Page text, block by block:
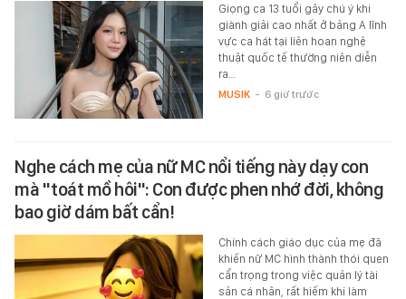
Giọng ca 13 tuổi gây chú ý khi
giành giải cao nhất ở bảng A lĩnh
vực ca hát tại liên hoan nghệ
thuật quốc tế thường niên diễn
ra…
MUSIK - 6 giờ trước
Nghe cách mẹ của nữ MC nổi tiếng này dạy con
mà "toát mồ hôi": Con được phen nhớ đời, không
bao giờ dám bất cẩn!
Chính cách giáo dục của mẹ đã
khiến nữ MC hình thành thói quen
cẩn trọng trong việc quản lý tài
sản cá nhân, rất hiếm khi làm